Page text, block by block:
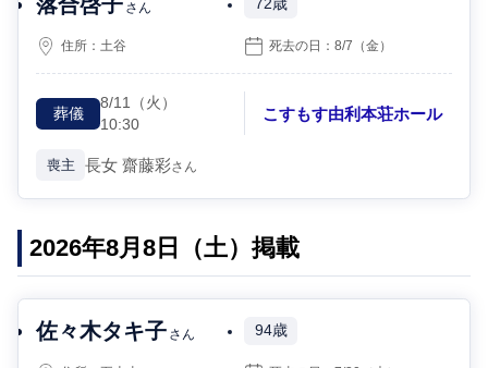
さん 72歳
住所：土谷 死去の日：8/7 （金）
葬儀
8/11 （火）
10:30
こすもす由利本荘ホール
喪主 長女 齋藤彩さん
2026年8月8日（土）掲載
佐々木タキ子 さん 94歳